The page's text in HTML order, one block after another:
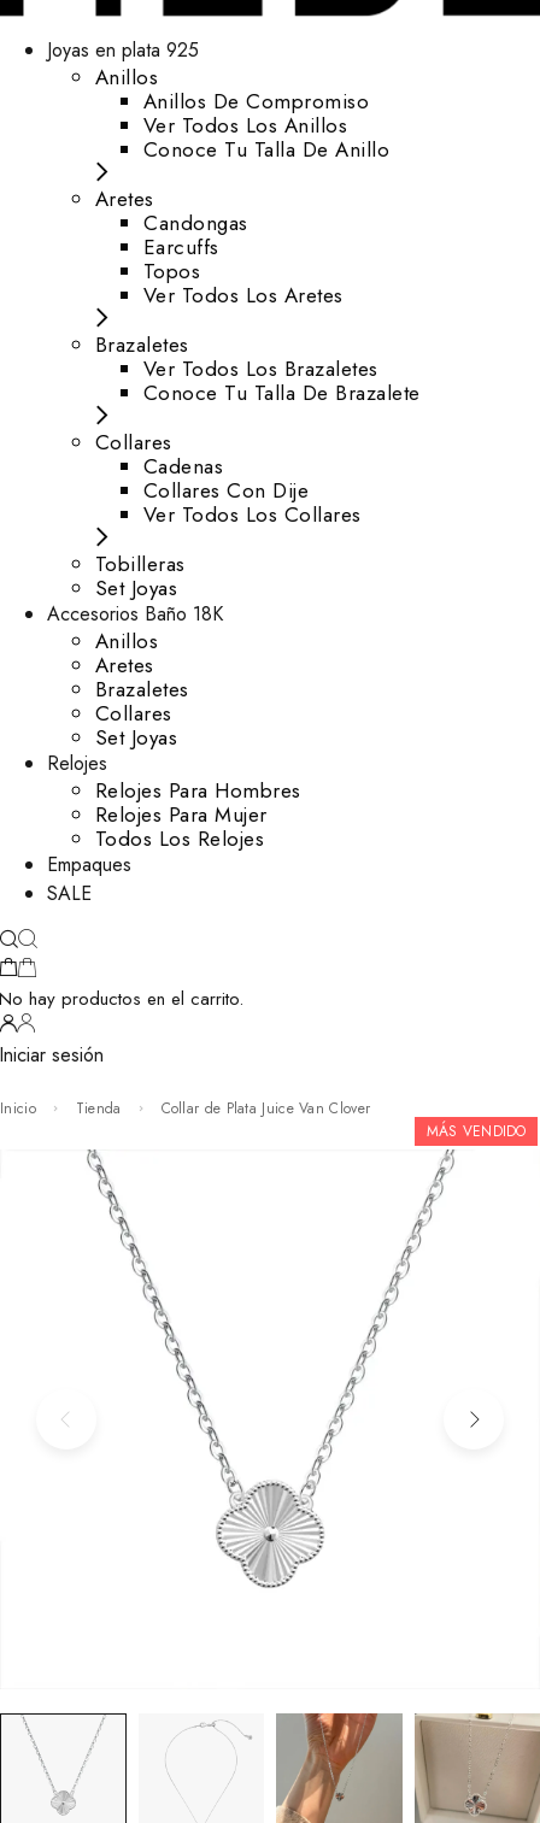
Joyas en plata 925
Anillos
Anillos De Compromiso
Ver Todos Los Anillos
Conoce Tu Talla De Anillo
Aretes
⁠Candongas
Earcuffs
Topos
Ver Todos Los Aretes
Brazaletes
Ver Todos Los Brazaletes
Conoce Tu Talla De Brazalete
Collares
Cadenas
Collares Con Dije
Ver Todos Los Collares
Tobilleras
Set Joyas
Accesorios Baño 18K
Anillos
Aretes
Brazaletes
Collares
Set Joyas
Relojes
Relojes Para Hombres
Relojes Para Mujer
Todos Los Relojes
Empaques
SALE
hay productos en el carrito.
sesión
Inicio Tienda
Collar de Plata Juice Van Clover
MÁS VENDIDO